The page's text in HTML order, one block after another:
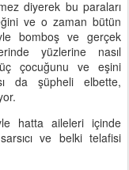
diyerek bu paraları
ve o zaman bütün
bomboş ve gerçek
yüzlerine nasıl
üç çocuğunu ve eşini
da şüpheli elbette,
hatta aileleri içinde
ve belki telafisi